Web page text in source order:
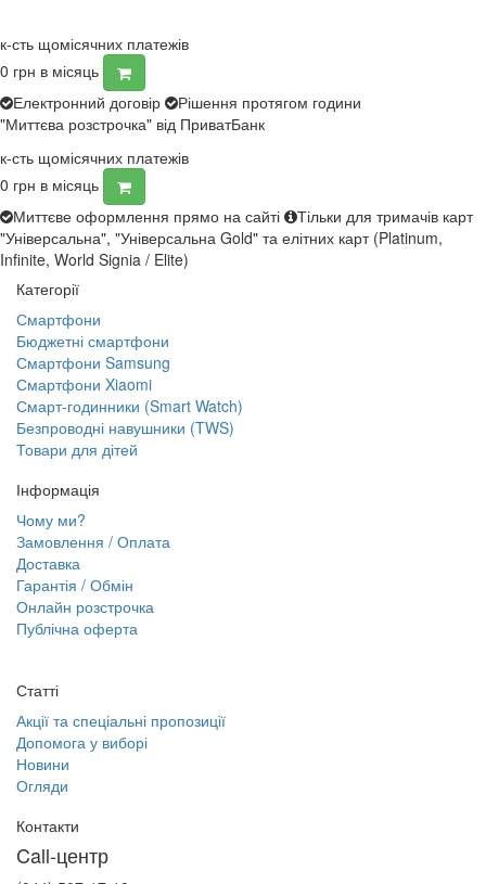
к-сть щомісячних платежів
0 грн в місяць
Електронний договір
Рішення протягом години
"Миттєва розстрочка" від ПриватБанк
к-сть щомісячних платежів
0 грн в місяць
Миттєве оформлення прямо на сайті
Тільки для тримачів карт
"Універсальна", "Універсальна Gold" та елітних карт (Platinum,
Infinite, World Signia / Elite)
Категорії
Смартфони
Бюджетні смартфони
Смартфони Samsung
Смартфони Xiaomi
Смарт-годинники (Smart Watch)
Безпроводні навушники (TWS)
Товари для дітей
Інформація
Чому ми?
Замовлення / Оплата
Доставка
Гарантія / Обмін
Онлайн розстрочка
Публічна оферта
Статті
Акції та спеціальні пропозиції
Допомога у виборі
Новини
Огляди
Контакти
Call-центр